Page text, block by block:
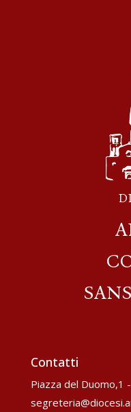
Contatti
Piazza del Duomo,1